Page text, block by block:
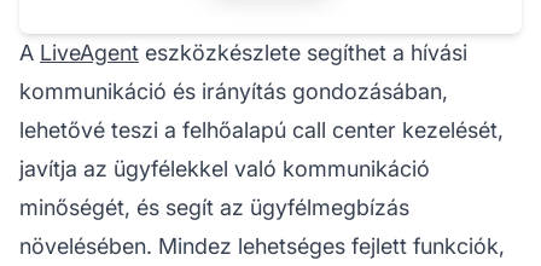
A LiveAgent eszközkészlete segíthet a hívási
kommunikáció és irányítás gondozásában,
lehetővé teszi a felhőalapú call center kezelését,
javítja az ügyfélekkel való kommunikáció
minőségét, és segít az ügyfélmegbízás
növelésében. Mindez lehetséges fejlett funkciók,